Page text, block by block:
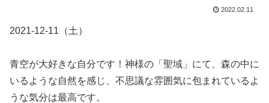
2022.02.11
2021-12-11（土）
青空が大好きな自分です！神様の「聖域」にて、森の中に
いるような自然を感じ、不思議な雰囲気に包まれているよ
うな気分は最高です。